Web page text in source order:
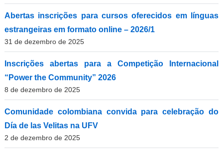
Abertas inscrições para cursos oferecidos em línguas
estrangeiras em formato online – 2026/1
31 de dezembro de 2025
Inscrições abertas para a Competição Internacional
“Power the Community” 2026
8 de dezembro de 2025
Comunidade colombiana convida para celebração do
Día de las Velitas na UFV
2 de dezembro de 2025